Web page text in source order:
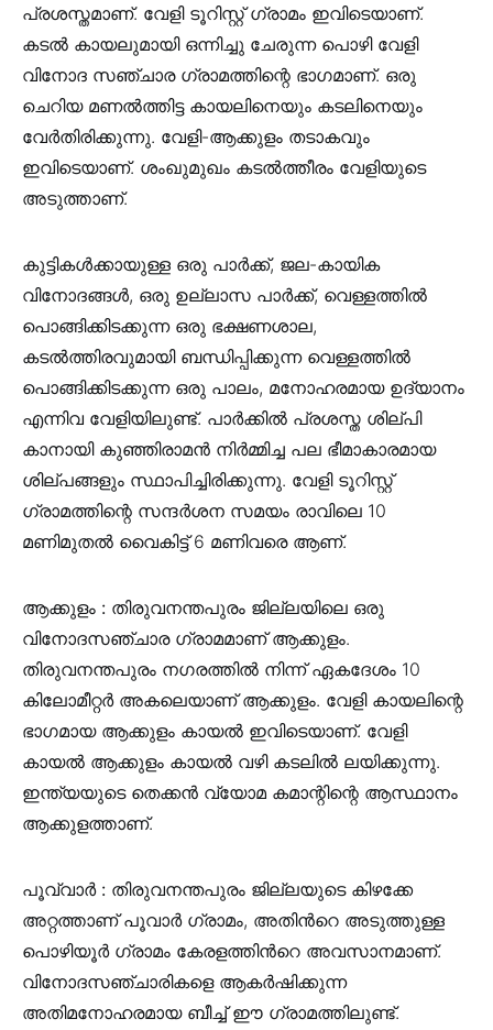
പ്രശസ്തമാണ്. വേളി ടൂറിസ്റ്റ് ഗ്രാമം ഇവിടെയാണ്.
കടൽ കായലുമായി ഒന്നിച്ചു ചേരുന്ന പൊഴി വേളി
വിനോദ സഞ്ചാര ഗ്രാമത്തിന്റെ ഭാഗമാണ്. ഒരു
ചെറിയ മണൽത്തിട്ട കായലിനെയും കടലിനെയും
വേർതിരിക്കുന്നു. വേളി-ആക്കുളം തടാകവും
ഇവിടെയാണ്. ശംഖുമുഖം കടൽത്തീരം വേളിയുടെ
അടുത്താണ്.
കുട്ടികൾക്കായുള്ള ഒരു പാർക്ക്, ജല-കായിക
വിനോദങ്ങൾ, ഒരു ഉല്ലാസ പാർക്ക്, വെള്ളത്തിൽ
പൊങ്ങിക്കിടക്കുന്ന ഒരു ഭക്ഷണശാല,
കടൽത്തിരവുമായി ബന്ധിപ്പിക്കുന്ന വെള്ളത്തിൽ
പൊങ്ങിക്കിടക്കുന്ന ഒരു പാലം, മനോഹരമായ ഉദ്യാനം
എന്നിവ വേളിയിലുണ്ട്. പാർക്കിൽ പ്രശസ്ത ശില്പി
കാനായി കുഞ്ഞിരാമൻ നിർമ്മിച്ച പല ഭീമാകാരമായ
ശില്പങ്ങളും സ്ഥാപിച്ചിരിക്കുന്നു. വേളി ടൂറിസ്റ്റ്
ഗ്രാമത്തിന്റെ സന്ദർശന സമയം രാവിലെ 10
മണിമുതൽ വൈകിട്ട് 6 മണിവരെ ആണ്.
ആക്കുളം : തിരുവനന്തപുരം ജില്ലയിലെ ഒരു
വിനോദസഞ്ചാര ഗ്രാമമാണ് ആക്കുളം.
തിരുവനന്തപുരം നഗരത്തിൽ നിന്ന് ഏകദേശം 10
കിലോമീറ്റർ അകലെയാണ് ആക്കുളം. വേളി കായലിന്റെ
ഭാഗമായ ആക്കുളം കായൽ ഇവിടെയാണ്. വേളി
കായൽ ആക്കുളം കായൽ വഴി കടലിൽ ലയിക്കുന്നു.
ഇന്ത്യയുടെ തെക്കൻ വ്യോമ കമാന്റിന്റെ ആസ്ഥാനം
ആക്കുളത്താണ്.
പൂവ്വാർ : തിരുവനന്തപുരം ജില്ലയുടെ കിഴക്കേ
അറ്റത്താണ് പൂവാർ ഗ്രാമം, അതിൻറെ അടുത്തുള്ള
പൊഴിയൂർ ഗ്രാമം കേരളത്തിൻറെ അവസാനമാണ്.
വിനോദസഞ്ചാരികളെ ആകർഷിക്കുന്ന
അതിമനോഹരമായ ബീച്ച് ഈ ഗ്രാമത്തിലുണ്ട്.